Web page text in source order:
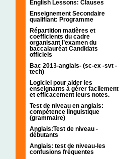
English Lessons: Clauses
Enseignement Secondaire
qualifiant: Programme
Répartition matières et
coefficients du cadre
organisant l’examen du
baccalauréat Candidats
officiels
Bac 2013-anglais- (sc-ex -svt -
tech)
Logiciel pour aider les
enseignants à gérer facilement
et efficacement leurs notes.
Test de niveau en anglais:
compétence linguistique
(grammaire)
Anglais:Test de niveau -
débutants
Anglais: test de niveau-les
confusions fréquentes